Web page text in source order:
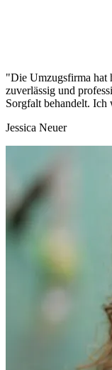
"Die Umzugsfirma hat
zuverlässig und
Sorgfalt behandelt. Ich
Jessica Neuer